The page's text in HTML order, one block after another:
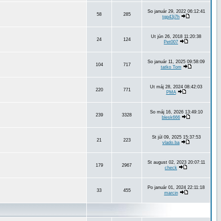
58 285
So január 29, 2022 06:12:41
tgp43j7h
24 124
Ut jún 26, 2018 11:20:38
Pet007
104 717
So január 11, 2025 09:58:09
tatko Tom
220 771
Ut máj 28, 2024 08:42:03
PMA
239 3328
So máj 16, 2026 13:49:10
blesk666
21 223
St júl 09, 2025 15:37:53
vlado.ba
179 2967
St august 02, 2023 20:07:11
check
33 455
Po január 01, 2024 22:11:18
marcin